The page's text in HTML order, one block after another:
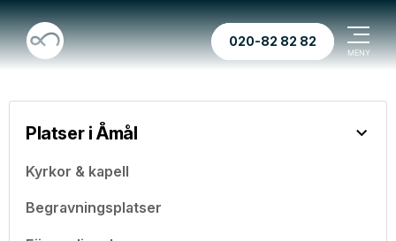
020-82 82 82
Platser i Åmål
Kyrkor & kapell
Begravningsplatser